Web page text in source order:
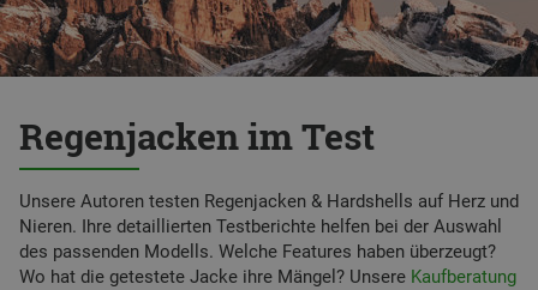
Regenjacken im Test
Unsere Autoren testen Regenjacken & Hardshells auf Herz und
Nieren. Ihre detaillierten Testberichte helfen bei der Auswahl
des passenden Modells. Welche Features haben überzeugt?
Wo hat die getestete Jacke ihre Mängel? Unsere Kaufberatung